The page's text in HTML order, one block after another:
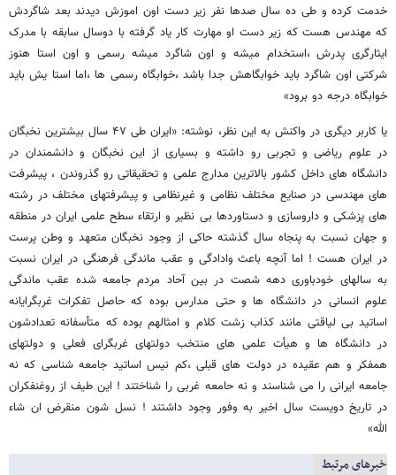
خدمت کرده و طی ده سال صدها نفر زیر دست اون اموزش دیدند بعد شاگردش
که مهندس هست که زیر دست او مهارت کار یاد گرفته با دوسال سابقه با مدرک
ایثارگری پدرش ،استخدام میشه و اون شاگرد میشه رسمی و اون استا هنوز
شرکتی اون شاگرد باید خوابگاهش جدا باشد ،خوابگاه رسمی ها ،اما استا یش باید
خوابگاه درجه دو برود»
یا کاربر دیگری در واکنش به این نظر، نوشته: «ایران طی ۴۷ سال بیشترین نخبگان
در علوم ریاضی و تجربی رو داشته و بسیاری از این نخبگان و دانشمندان در
دانشگاه های داخل کشور بالاترین مدارج علمی و تحقیقاتی رو گذروندن ، پیشرفت
های مهندسی در صنایع مختلف نظامی و غیرنظامی و پیشرفتهای مختلف در رشته
های پزشکی و داروسازی و دستاوردها بی نظیر و ارتقاء سطح علمی ایران در منطقه
و جهان نسبت به پنجاه سال گذشته حاکی از وجود نخبگان متعهد و وطن پرست
در ایران هست ! اما آنچه باعث وادادگی و عقب ماندگی فرهنگی در ایران نسبت
به سالهای خودباوری دهه شصت در بین آحاد مردم جامعه شده عقب ماندگی
علوم انسانی در دانشگاه ها و حتی مدارس بوده که حاصل تفکرات غربگرایانه
اساتید بی لیاقتی مانند کذاب زشت کلام و امثالهم بوده که متأسفانه تعدادشون
در دانشگاه ها و هیأت علمی های منتخب دولتهای غربگرای فعلی و دولتهای
همفکر و هم عقیده در دولت های قبلی ،کم نیس اساتید جامعه شناسی که نه
جامعه ایرانی را می شناسند و نه حامعه غربی را شناختند ! این طیف از روغنفکران
در تاریخ دویست سال اخیر به وفور وجود داشتند ! نسل شون منقرض ان شاء
الله»
خبرهای مرتبط